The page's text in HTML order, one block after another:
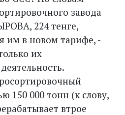
завода
224 тенге,
им в новом тарифе, -
их
150 000 тонн (к слову,
втрое